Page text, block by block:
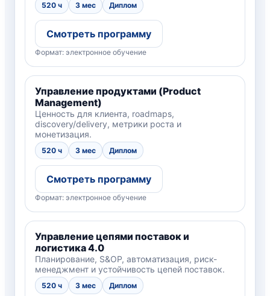
520 ч 3 мес Диплом
Смотреть программу
Формат: электронное обучение
Управление продуктами (Product
Management)
Ценность для клиента, roadmaps,
discovery/delivery, метрики роста и
монетизация.
520 ч 3 мес Диплом
Смотреть программу
Формат: электронное обучение
Управление цепями поставок и
логистика 4.0
Планирование, S&OP, автоматизация, риск-
менеджмент и устойчивость цепей поставок.
520 ч 3 мес Диплом